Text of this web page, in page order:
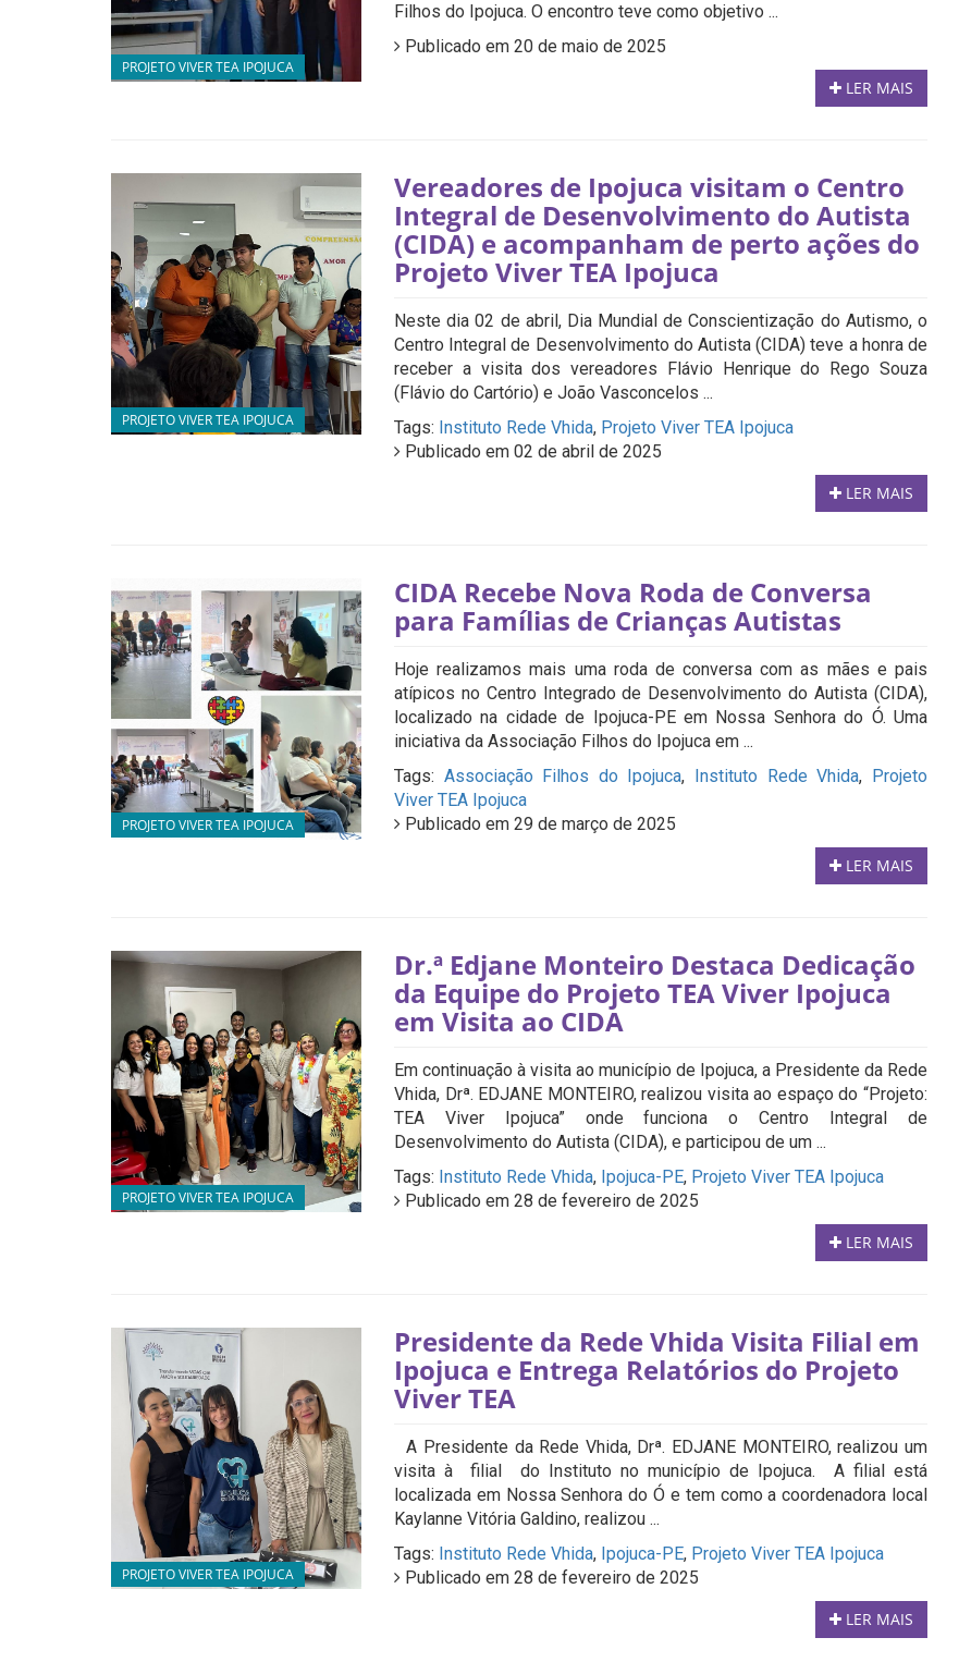
PROJETO VIVER TEA IPOJUCA
Filhos do Ipojuca. O encontro teve como objetivo ...
Publicado em 20 de maio de 2025
LER MAIS
PROJETO VIVER TEA IPOJUCA
Vereadores de Ipojuca visitam o Centro
Integral de Desenvolvimento do Autista
(CIDA) e acompanham de perto ações do
Projeto Viver TEA Ipojuca
Neste dia 02 de abril, Dia Mundial de Conscientização do Autismo, o
Centro Integral de Desenvolvimento do Autista (CIDA) teve a honra de
receber a visita dos vereadores Flávio Henrique do Rego Souza
(Flávio do Cartório) e João Vasconcelos ...
Tags: Instituto Rede Vhida, Projeto Viver TEA Ipojuca
Publicado em 02 de abril de 2025
LER MAIS
PROJETO VIVER TEA IPOJUCA
CIDA Recebe Nova Roda de Conversa
para Famílias de Crianças Autistas
Hoje realizamos mais uma roda de conversa com as mães e pais
atípicos no Centro Integrado de Desenvolvimento do Autista (CIDA),
localizado na cidade de Ipojuca-PE em Nossa Senhora do Ó. Uma
iniciativa da Associação Filhos do Ipojuca em ...
Tags: Associação Filhos do Ipojuca, Instituto Rede Vhida, Projeto
Viver TEA Ipojuca
Publicado em 29 de março de 2025
LER MAIS
PROJETO VIVER TEA IPOJUCA
Dr.ª Edjane Monteiro Destaca Dedicação
da Equipe do Projeto TEA Viver Ipojuca
em Visita ao CIDA
Em continuação à visita ao município de Ipojuca, a Presidente da Rede
Vhida, Drª. EDJANE MONTEIRO, realizou visita ao espaço do “Projeto:
TEA Viver Ipojuca” onde funciona o Centro Integral de
Desenvolvimento do Autista (CIDA), e participou de um ...
Tags: Instituto Rede Vhida, Ipojuca-PE, Projeto Viver TEA Ipojuca
Publicado em 28 de fevereiro de 2025
LER MAIS
PROJETO VIVER TEA IPOJUCA
Presidente da Rede Vhida Visita Filial em
Ipojuca e Entrega Relatórios do Projeto
Viver TEA
A Presidente da Rede Vhida, Drª. EDJANE MONTEIRO, realizou um
visita à filial do Instituto no município de Ipojuca. A filial está
localizada em Nossa Senhora do Ó e tem como a coordenadora local
Kaylanne Vitória Galdino, realizou ...
Tags: Instituto Rede Vhida, Ipojuca-PE, Projeto Viver TEA Ipojuca
Publicado em 28 de fevereiro de 2025
LER MAIS